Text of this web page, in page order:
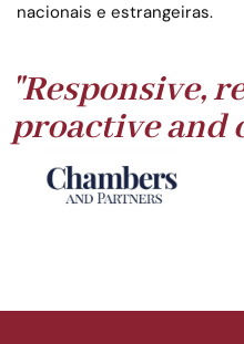
nacionais e estrangeiras.
"Responsive,
proactive and